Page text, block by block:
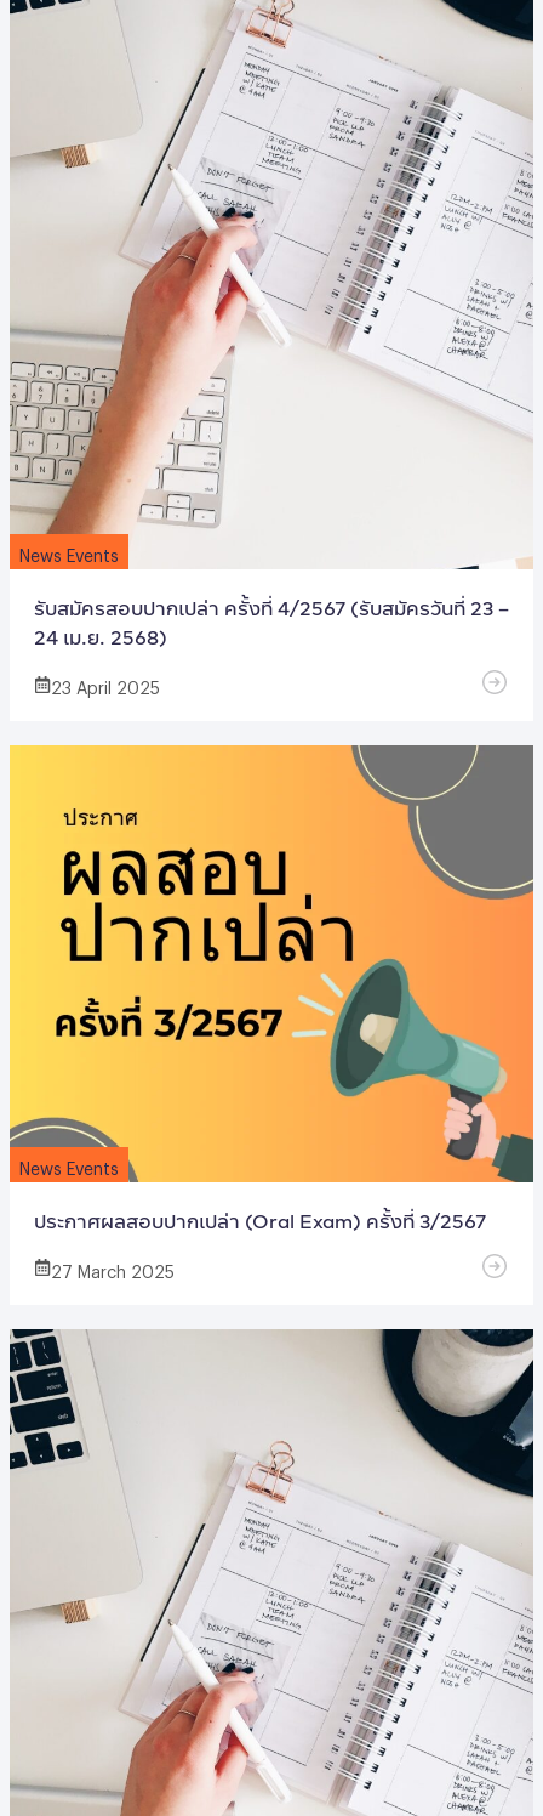
News Events
รับสมัครสอบปากเปล่า ครั้งที่ 4/2567 (รับสมัครวันที่ 23 –
24 เม.ย. 2568)
23 April 2025
News Events
ประกาศผลสอบปากเปล่า (Oral Exam) ครั้งที่ 3/2567
27 March 2025